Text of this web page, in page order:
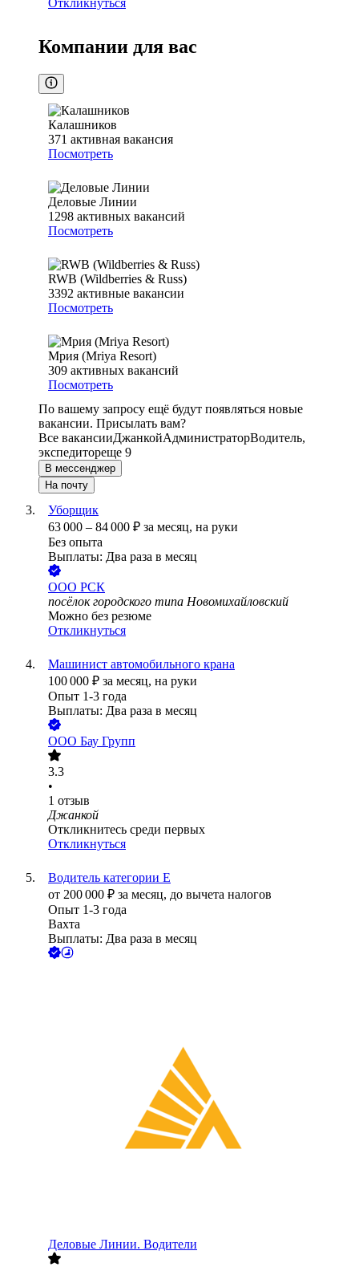
Откликнуться
Компании для вас
Калашников
371 активная вакансия
Посмотреть
Деловые Линии
1298 активных вакансий
Посмотреть
RWB (Wildberries & Russ)
3392 активные вакансии
Посмотреть
Мрия (Mriya Resort)
309 активных вакансий
Посмотреть
По вашему запросу ещё будут появляться новые
вакансии. Присылать вам?
Все вакансииДжанкойАдминистраторВодитель,
экспедитореще 9
В мессенджер
На почту
Уборщик
63 000 – 84 000 ₽ за месяц, на руки
Без опыта
Выплаты: Два раза в месяц
ООО РСК
посёлок городского типа Новомихайловский
Можно без резюме
Откликнуться
Машинист автомобильного крана
100 000 ₽ за месяц, на руки
Опыт 1-3 года
Выплаты: Два раза в месяц
ООО Бау Групп
3.3
•
1 отзыв
Джанкой
Откликнитесь среди первых
Откликнуться
Водитель категории Е
от 200 000 ₽ за месяц, до вычета налогов
Опыт 1-3 года
Вахта
Выплаты: Два раза в месяц
Деловые Линии. Водители